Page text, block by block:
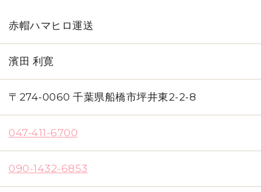
赤帽ハマヒロ運送
濱田 利寛
〒274-0060 千葉県船橋市坪井東2-2-8
047-411-6700
090-1432-6853